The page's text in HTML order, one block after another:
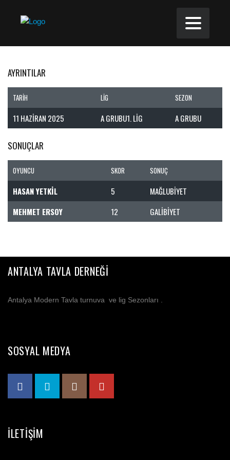
AYRINTILAR
TARIH LIG SEZON
11 HAZIRAN 2025 A GRUBU1. LIG A GRUBU
SONUÇLAR
OYUNCU SKOR SONUÇ
HASAN YETKIL 5
MAĞLUBIYET
MEHMET ERSOY
12 GALIBIYET
ANTALYA TAVLA DERNEĞI
Antalya Modern Tavla turnuva ve lig Sezonları .
SOSYAL MEDYA
İLETIŞIM